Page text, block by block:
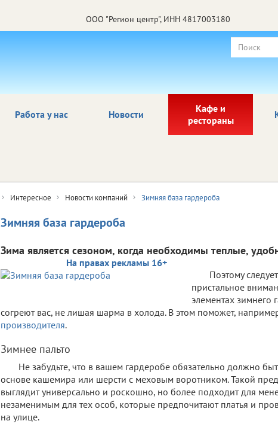
ООО "Регион центр", ИНН 4817003180
Работа у нас Новости
Кафе и
рестораны
Интересное Новости компаний Зимняя база гардероба
Зимняя база гардероба
Зима является сезоном, когда необходимы теплые,
На правах рекламы 16+
Поэтому
пристальное
элементах зимнего
согреют вас, не лишая шарма в холода. В этом поможет,
производителя.
Зимнее пальто
Не забудьте, что в вашем гардеробе обязательно должно
основе кашемира или шерсти с меховым воротником. Такой
выглядит универсально и роскошно, но более подходит для
незаменимым для тех особ, которые предпочитают платья и
на улице.